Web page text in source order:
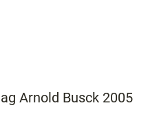
Arnold Busck 2005